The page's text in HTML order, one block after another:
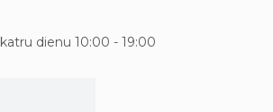
katru dienu 10:00 - 19:00